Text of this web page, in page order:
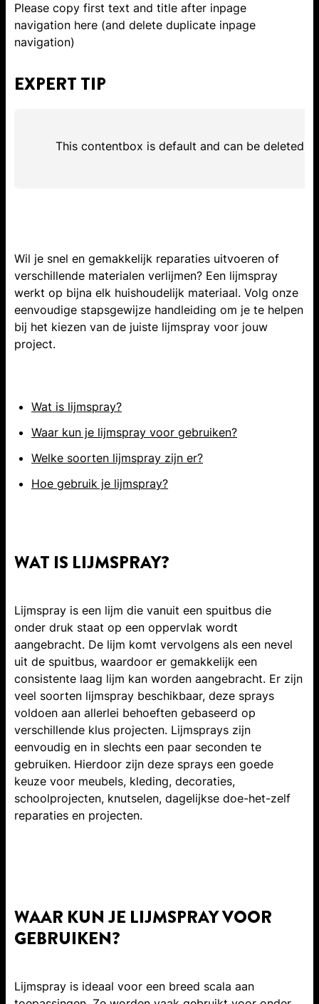
Please copy first text and title after inpage
navigation here (and delete duplicate inpage
navigation)
EXPERT TIP
This contentbox is default and can be deleted
Wil je snel en gemakkelijk reparaties uitvoeren of
verschillende materialen verlijmen? Een lijmspray
werkt op bijna elk huishoudelijk materiaal. Volg onze
eenvoudige stapsgewijze handleiding om je te helpen
bij het kiezen van de juiste lijmspray voor jouw
project.
Wat is lijmspray?
Waar kun je lijmspray voor gebruiken?
Welke soorten lijmspray zijn er?
Hoe gebruik je lijmspray?
WAT IS LIJMSPRAY?
Lijmspray is een lijm die vanuit een spuitbus die
onder druk staat op een oppervlak wordt
aangebracht. De lijm komt vervolgens als een nevel
uit de spuitbus, waardoor er gemakkelijk een
consistente laag lijm kan worden aangebracht. Er zijn
veel soorten lijmspray beschikbaar, deze sprays
voldoen aan allerlei behoeften gebaseerd op
verschillende klus projecten. Lijmsprays zijn
eenvoudig en in slechts een paar seconden te
gebruiken. Hierdoor zijn deze sprays een goede
keuze voor meubels, kleding, decoraties,
schoolprojecten, knutselen, dagelijkse doe-het-zelf
reparaties en projecten.
WAAR KUN JE LIJMSPRAY VOOR
GEBRUIKEN?
Lijmspray is ideaal voor een breed scala aan